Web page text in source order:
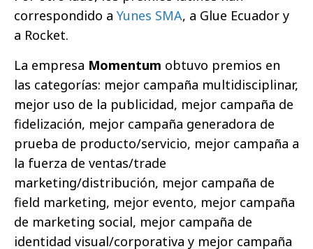
correspondido a Yunes SMA, a Glue Ecuador y
a Rocket.
La empresa Momentum obtuvo premios en
las categorías: mejor campaña multidisciplinar,
mejor uso de la publicidad, mejor campaña de
fidelización, mejor campaña generadora de
prueba de producto/servicio, mejor campaña a
la fuerza de ventas/trade
marketing/distribución, mejor campaña de
field marketing, mejor evento, mejor campaña
de marketing social, mejor campaña de
identidad visual/corporativa y mejor campaña